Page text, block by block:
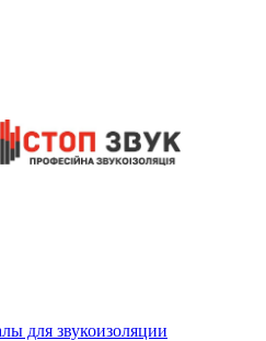
для звукоизоляции